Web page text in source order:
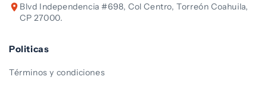
Blvd Independencia #698, Col Centro, Torreón Coahuila,
CP 27000.
Politicas
Términos y condiciones